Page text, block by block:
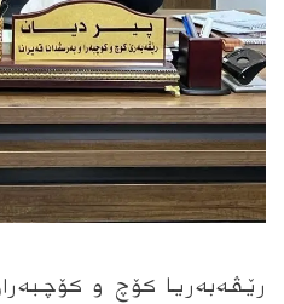
رێڤه‌به‌ریا كۆچ و
News